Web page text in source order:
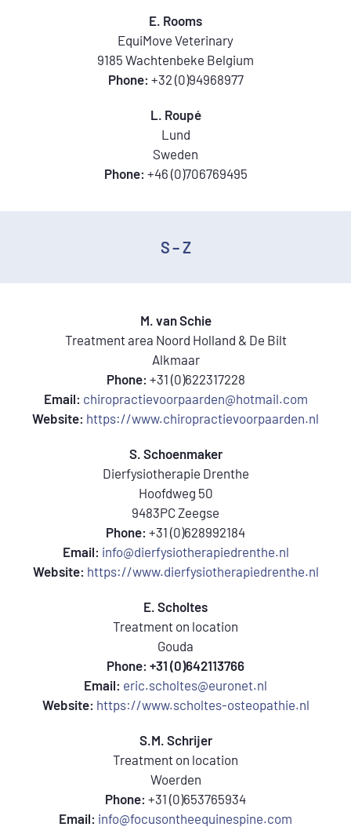
E. Rooms
EquiMove Veterinary
9185 Wachtenbeke Belgium
Phone: +32 (0)94968977
L. Roupé
Lund
Sweden
Phone: +46 (0)706769495
S – Z
M. van Schie
Treatment area Noord Holland & De Bilt
Alkmaar
Phone: +31 (0)622317228
Email: chiropractievoorpaarden@hotmail.com
Website: https://www.chiropractievoorpaarden.nl
S. Schoenmaker
Dierfysiotherapie Drenthe
Hoofdweg 50
9483PC Zeegse
Phone: +31 (0)628992184
Email: info@dierfysiotherapiedrenthe.nl
Website: https://www.dierfysiotherapiedrenthe.nl
E. Scholtes
Treatment on location
Gouda
Phone: +31 (0)642113766
Email: eric.scholtes@euronet.nl
Website: https://www.scholtes-osteopathie.nl
S.M. Schrijer
Treatment on location
Woerden
Phone: +31 (0)653765934
Email: info@focusontheequinespine.com